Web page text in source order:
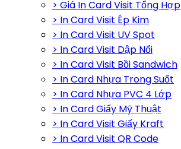
> Giá In Card Visit Tổng Hợp
> In Card Visit Ép Kim
> In Card Visit UV Spot
> In Card Visit Dập Nổi
> In Card Visit Bồi Sandwich
> In Card Nhựa Trong Suốt
> In Card Nhựa PVC 4 Lớp
> In Card Giấy Mỹ Thuật
> In Card Visit Giấy Kraft
> In Card Visit QR Code